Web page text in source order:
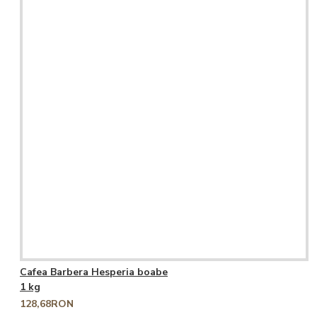
Cafea Barbera Hesperia boabe
1 kg
128,68RON